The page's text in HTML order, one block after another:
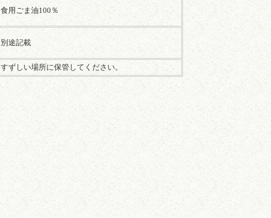
食用ごま油100％
別途記載
すずしい場所に保管してください。